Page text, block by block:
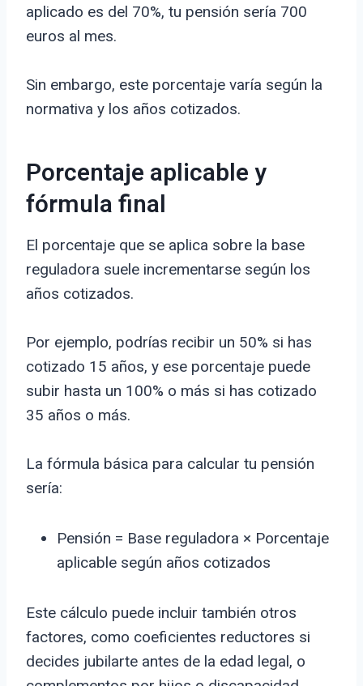
aplicado es del 70%, tu pensión sería 700
euros al mes.
Sin embargo, este porcentaje varía según la
normativa y los años cotizados.
Porcentaje aplicable y
fórmula final
El porcentaje que se aplica sobre la base
reguladora suele incrementarse según los
años cotizados.
Por ejemplo, podrías recibir un 50% si has
cotizado 15 años, y ese porcentaje puede
subir hasta un 100% o más si has cotizado
35 años o más.
La fórmula básica para calcular tu pensión
sería:
Pensión = Base reguladora × Porcentaje
aplicable según años cotizados
Este cálculo puede incluir también otros
factores, como coeficientes reductores si
decides jubilarte antes de la edad legal, o